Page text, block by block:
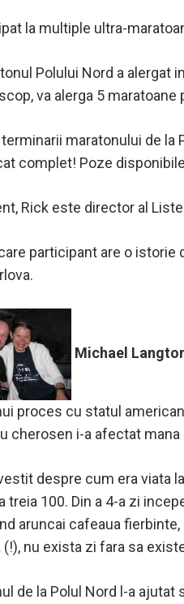
la multiple ultra-
Polului Nord a alergat
va alerga 5
maratonului de la
complet! Poze
Rick este director al
participant are o
Michael
proces cu statul
cherosen i-a afectat
despre cum era viata
treia 100. Din a 4-a zi
aruncai cafeaua
(!), nu exista zi fara sa
de la Polul Nord l-a